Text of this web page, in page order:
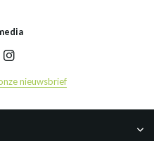
nieuwsbrief